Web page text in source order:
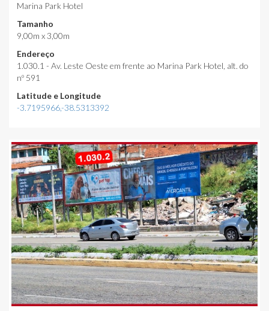
Marina Park Hotel
Tamanho
9,00m x 3,00m
Endereço
1.030.1 - Av. Leste Oeste em frente ao Marina Park Hotel, alt. do
nº 591
Latitude e Longitude
-3.7195966,-38.5313392